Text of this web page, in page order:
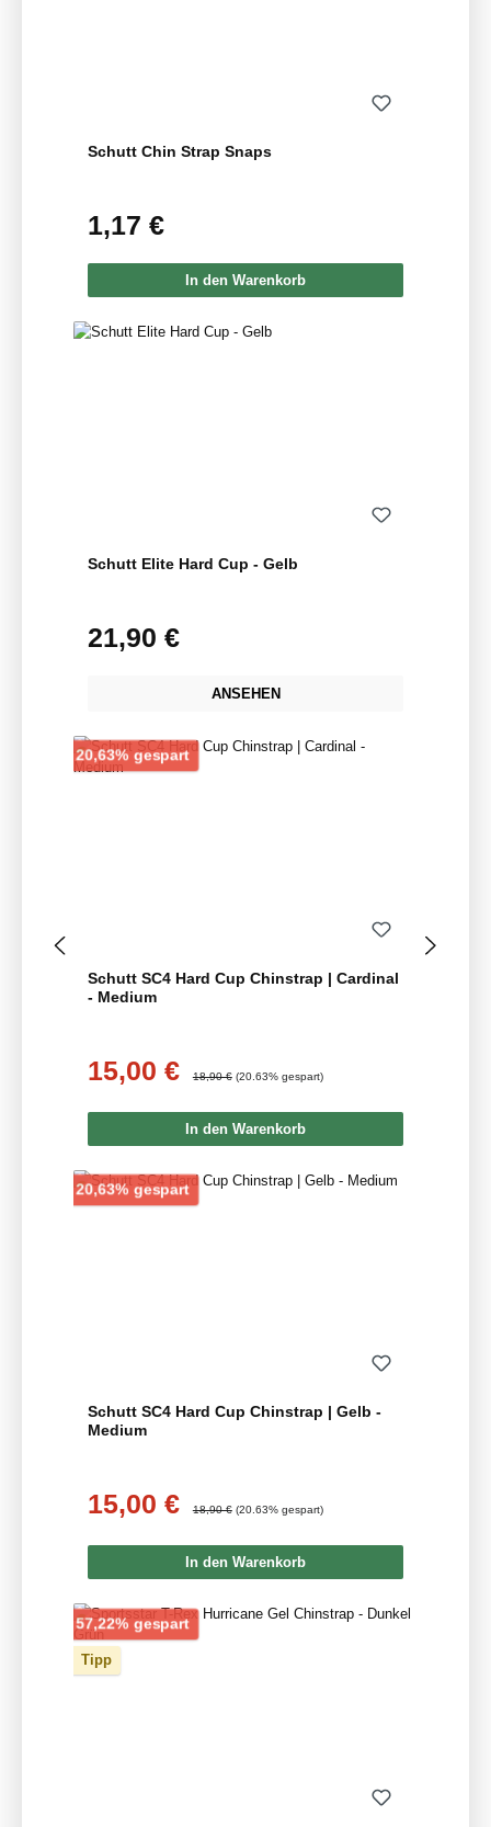
Schutt Chin Strap Snaps
Regulärer Preis:
1,17 €
In den Warenkorb
Schutt Elite Hard Cup - Gelb
Regulärer Preis:
21,90 €
ANSEHEN
20,63% gespartRabatt
Schutt SC4 Hard Cup Chinstrap | Cardinal
- Medium
Verkaufspreis:
15,00 € 18,90 € (20.63% gespart)
In den Warenkorb
20,63% gespartRabatt
Schutt SC4 Hard Cup Chinstrap | Gelb -
Medium
Verkaufspreis:
15,00 € Regulärer Preis:
18,90 € (20.63% gespart)
In den Warenkorb
57,22% gespartRabatt
Tipp